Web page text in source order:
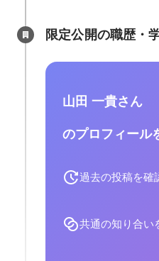
限定公開の職歴・
山田 一貴さん
のプロフィール
過去の投稿を確
共通の知り合い